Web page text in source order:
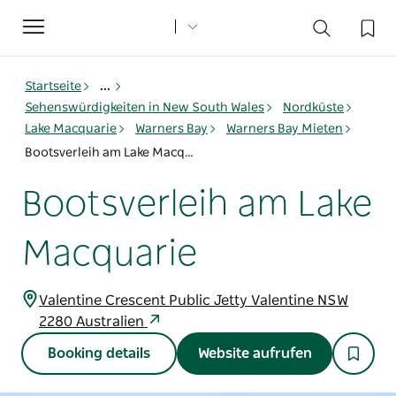
Toggle
navigation
Startseite
...
Sehenswürdigkeiten in New South Wales
Nordküste
Lake Macquarie
Warners Bay
Warners Bay Mieten
Bootsverleih am Lake Macquarie
Bootsverleih am Lake
Macquarie
Valentine Crescent Public Jetty Valentine NSW
2280 Australien
Booking details Website aufrufen